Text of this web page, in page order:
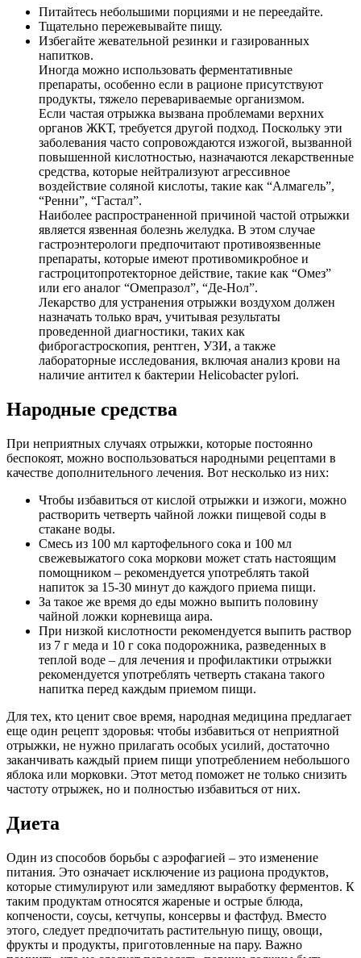
Питайтесь небольшими порциями и не переедайте.
Тщательно пережевывайте пищу.
Избегайте жевательной резинки и газированных
напитков.
Иногда можно использовать ферментативные
препараты, особенно если в рационе присутствуют
продукты, тяжело перевариваемые организмом.
Если частая отрыжка вызвана проблемами верхних
органов ЖКТ, требуется другой подход. Поскольку эти
заболевания часто сопровождаются изжогой, вызванной
повышенной кислотностью, назначаются лекарственные
средства, которые нейтрализуют агрессивное
воздействие соляной кислоты, такие как “Алмагель”,
“Ренни”, “Гастал”.
Наиболее распространенной причиной частой отрыжки
является язвенная болезнь желудка. В этом случае
гастроэнтерологи предпочитают противоязвенные
препараты, которые имеют противомикробное и
гастроцитопротекторное действие, такие как “Омез”
или его аналог “Омепразол”, “Де-Нол”.
Лекарство для устранения отрыжки воздухом должен
назначать только врач, учитывая результаты
проведенной диагностики, таких как
фиброгастроскопия, рентген, УЗИ, а также
лабораторные исследования, включая анализ крови на
наличие антител к бактерии Helicobacter pylori.
Народные средства
При неприятных случаях отрыжки, которые постоянно
беспокоят, можно воспользоваться народными рецептами в
качестве дополнительного лечения. Вот несколько из них:
Чтобы избавиться от кислой отрыжки и изжоги, можно
растворить четверть чайной ложки пищевой соды в
стакане воды.
Смесь из 100 мл картофельного сока и 100 мл
свежевыжатого сока моркови может стать настоящим
помощником – рекомендуется употреблять такой
напиток за 15-30 минут до каждого приема пищи.
За такое же время до еды можно выпить половину
чайной ложки корневища аира.
При низкой кислотности рекомендуется выпить раствор
из 7 г меда и 10 г сока подорожника, разведенных в
теплой воде – для лечения и профилактики отрыжки
рекомендуется употреблять четверть стакана такого
напитка перед каждым приемом пищи.
Для тех, кто ценит свое время, народная медицина предлагает
еще один рецепт здоровья: чтобы избавиться от неприятной
отрыжки, не нужно прилагать особых усилий, достаточно
заканчивать каждый прием пищи употреблением небольшого
яблока или морковки. Этот метод поможет не только снизить
частоту отрыжек, но и полностью избавиться от них.
Диета
Один из способов борьбы с аэрофагией – это изменение
питания. Это означает исключение из рациона продуктов,
которые стимулируют или замедляют выработку ферментов. К
таким продуктам относятся жареные и острые блюда,
копчености, соусы, кетчупы, консервы и фастфуд. Вместо
этого, следует предпочитать растительную пищу, овощи,
фрукты и продукты, приготовленные на пару. Важно